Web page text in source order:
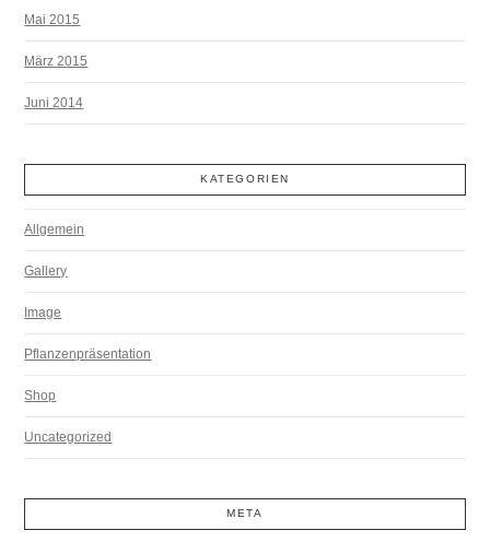
Mai 2015
März 2015
Juni 2014
KATEGORIEN
Allgemein
Gallery
Image
Pflanzenpräsentation
Shop
Uncategorized
META